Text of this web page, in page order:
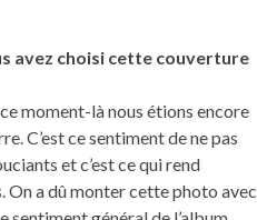
avez choisi cette couverture
moment-là nous étions encore
C’est ce sentiment de ne pas
et c’est ce qui rend
On a dû monter cette photo avec